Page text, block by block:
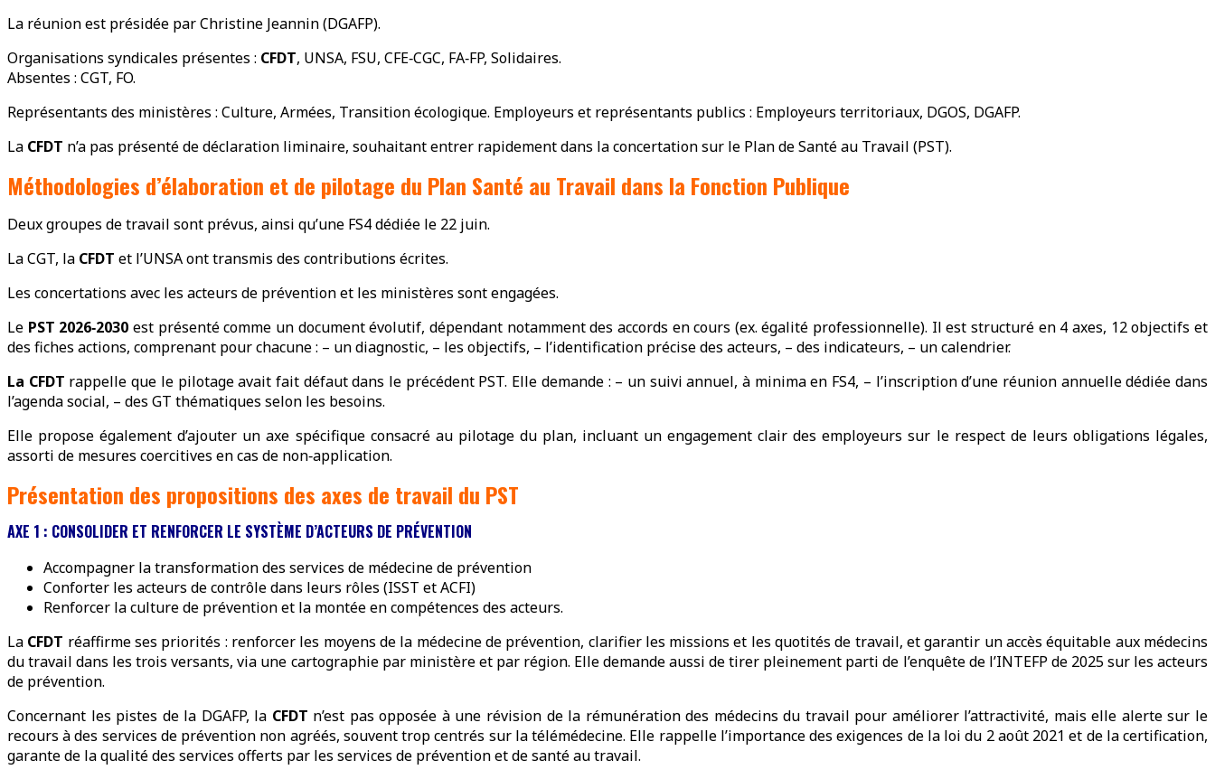
La réunion est présidée par Christine Jeannin (DGAFP).
Organisations syndicales présentes : CFDT, UNSA, FSU, CFE‑CGC, FA‑FP, Solidaires.
Absentes : CGT, FO.
Représentants des ministères : Culture, Armées, Transition écologique. Employeurs et représentants publics : Employeurs territoriaux, DGOS, DGAFP.
La CFDT n’a pas présenté de déclaration liminaire, souhaitant entrer rapidement dans la concertation sur le Plan de Santé au Travail (PST).
Méthodologies d’élaboration et de pilotage du Plan Santé au Travail dans la Fonction Publique
Deux groupes de travail sont prévus, ainsi qu’une FS4 dédiée le 22 juin.
La CGT, la CFDT et l’UNSA ont transmis des contributions écrites.
Les concertations avec les acteurs de prévention et les ministères sont engagées.
Le PST 2026‑2030 est présenté comme un document évolutif, dépendant notamment des accords en cours (ex. égalité professionnelle). Il est structuré en 4 axes, 12 objectifs et
des fiches actions, comprenant pour chacune : – un diagnostic, – les objectifs, – l’identification précise des acteurs, – des indicateurs, – un calendrier.
La CFDT rappelle que le pilotage avait fait défaut dans le précédent PST. Elle demande : – un suivi annuel, à minima en FS4, – l’inscription d’une réunion annuelle dédiée dans
l’agenda social, – des GT thématiques selon les besoins.
Elle propose également d’ajouter un axe spécifique consacré au pilotage du plan, incluant un engagement clair des employeurs sur le respect de leurs obligations légales,
assorti de mesures coercitives en cas de non‑application.
Présentation des propositions des axes de travail du PST
AXE 1 : CONSOLIDER ET RENFORCER LE SYSTÈME D’ACTEURS DE PRÉVENTION
Accompagner la transformation des services de médecine de prévention
Conforter les acteurs de contrôle dans leurs rôles (ISST et ACFI)
Renforcer la culture de prévention et la montée en compétences des acteurs.
La CFDT réaffirme ses priorités : renforcer les moyens de la médecine de prévention, clarifier les missions et les quotités de travail, et garantir un accès équitable aux médecins
du travail dans les trois versants, via une cartographie par ministère et par région. Elle demande aussi de tirer pleinement parti de l’enquête de l’INTEFP de 2025 sur les acteurs
de prévention.
Concernant les pistes de la DGAFP, la CFDT n’est pas opposée à une révision de la rémunération des médecins du travail pour améliorer l’attractivité, mais elle alerte sur le
recours à des services de prévention non agréés, souvent trop centrés sur la télémédecine. Elle rappelle l’importance des exigences de la loi du 2 août 2021 et de la certification,
garante de la qualité des services offerts par les services de prévention et de santé au travail.